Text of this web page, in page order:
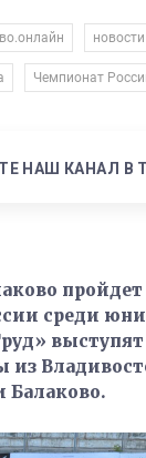
новости
Чемпионат
НАШ КАНАЛ В
среди
Балаково.